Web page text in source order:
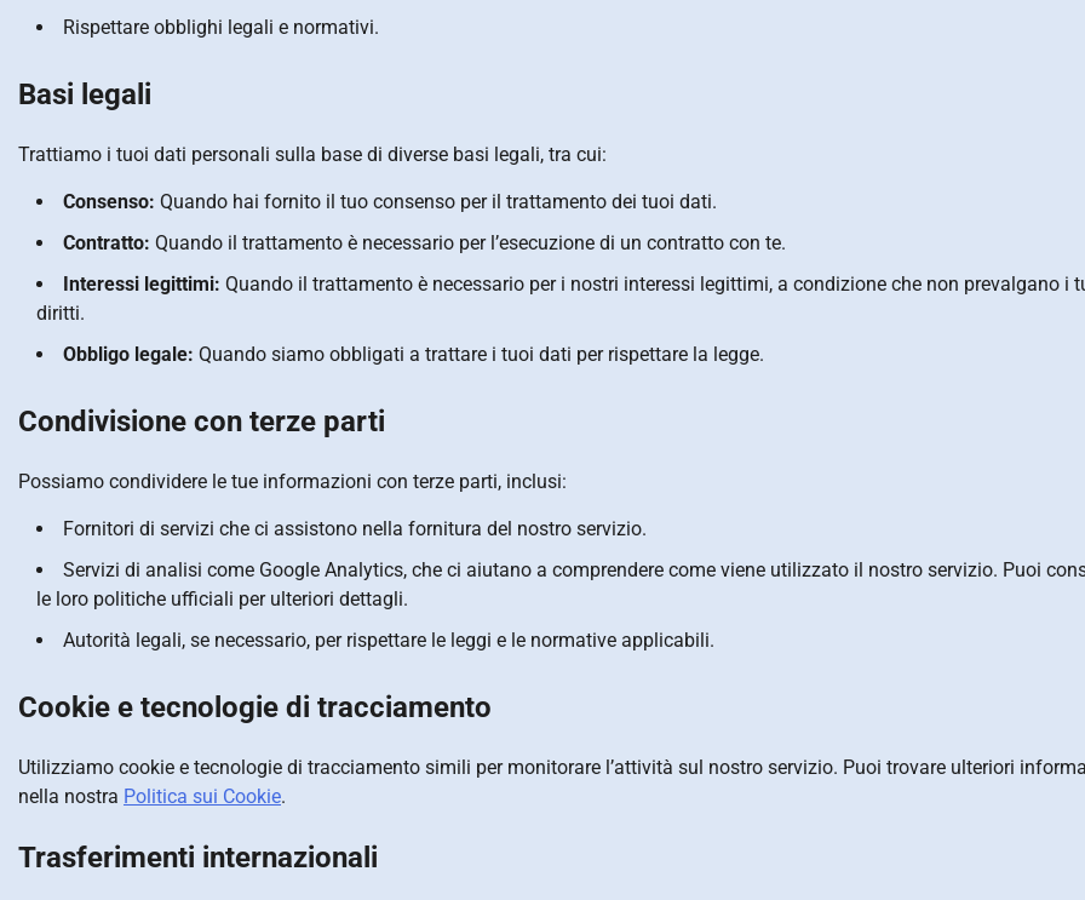
Rispettare obblighi legali e normativi.
Basi legali
Trattiamo i tuoi dati personali sulla base di diverse basi legali, tra cui:
Consenso: Quando hai fornito il tuo consenso per il trattamento dei tuoi dati.
Contratto: Quando il trattamento è necessario per l’esecuzione di un contratto con te.
Interessi legittimi: Quando il trattamento è necessario per i nostri interessi legittimi, a condizione che non prevalgano i
diritti.
Obbligo legale: Quando siamo obbligati a trattare i tuoi dati per rispettare la legge.
Condivisione con terze parti
Possiamo condividere le tue informazioni con terze parti, inclusi:
Fornitori di servizi che ci assistono nella fornitura del nostro servizio.
Servizi di analisi come Google Analytics, che ci aiutano a comprendere come viene utilizzato il nostro servizio. Puoi
le loro politiche ufficiali per ulteriori dettagli.
Autorità legali, se necessario, per rispettare le leggi e le normative applicabili.
Cookie e tecnologie di tracciamento
Utilizziamo cookie e tecnologie di tracciamento simili per monitorare l’attività sul nostro servizio. Puoi trovare ulteriori
nella nostra Politica sui Cookie.
Trasferimenti internazionali